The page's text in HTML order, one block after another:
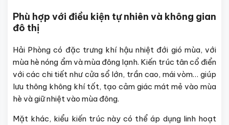
Phù hợp với điều kiện tự nhiên và không gian
đô thị
Hải Phòng có đặc trưng khí hậu nhiệt đới gió mùa, với
mùa hè nóng ẩm và mùa đông lạnh. Kiến trúc tân cổ điển
với các chi tiết như cửa sổ lớn, trần cao, mái vòm… giúp
lưu thông không khí tốt, tạo cảm giác mát mẻ vào mùa
hè và giữ nhiệt vào mùa đông.
Mặt khác, kiểu kiến trúc này có thể áp dụng linh hoạt